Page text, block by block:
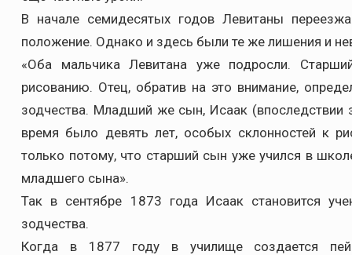
В начале семидесятых годов Левитаны
положение. Однако и здесь были те же лишения и
«Оба мальчика Левитана уже подросли.
рисованию. Отец, обратив на это внимание,
зодчества. Младший же сын, Исаак (впоследствии
время было девять лет, особых склонностей к
только потому, что старший сын уже учился в
младшего сына».
Так в сентябре 1873 года Исаак становится
зодчества.
Когда в 1877 году в училище создается